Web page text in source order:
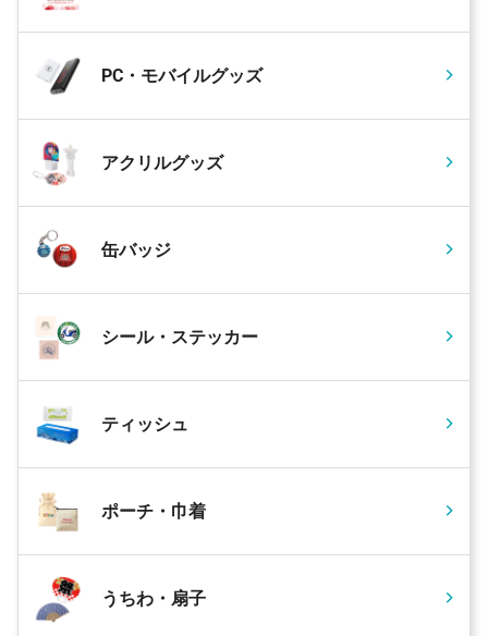
PC・モバイルグッズ
アクリルグッズ
缶バッジ
シール・ステッカー
ティッシュ
ポーチ・巾着
うちわ・扇子